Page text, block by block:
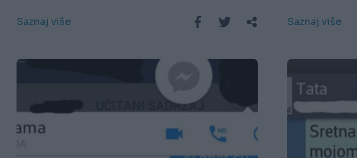
Saznaj više Saznaj više